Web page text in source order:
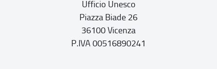
Ufficio Unesco
Piazza Biade 26
36100 Vicenza
P.IVA 00516890241